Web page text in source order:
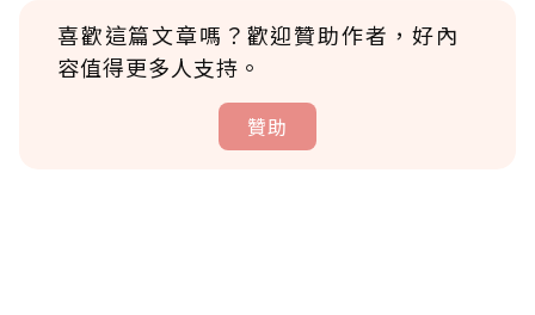
喜歡這篇文章嗎？歡迎贊助作者，好內
容值得更多人支持。
贊助